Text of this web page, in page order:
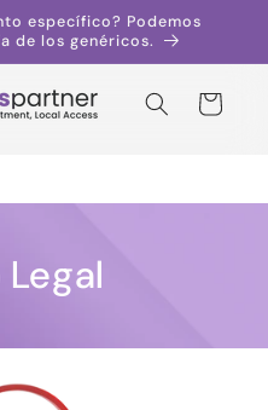
específico? Podemos
de los genéricos.
Carrito